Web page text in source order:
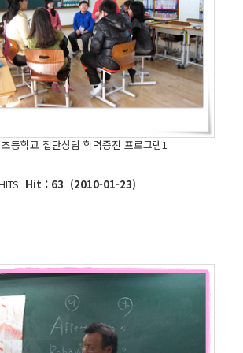
등학교 집단상담 학력증진 프로그램1
Hit : 63 (2010-01-23)